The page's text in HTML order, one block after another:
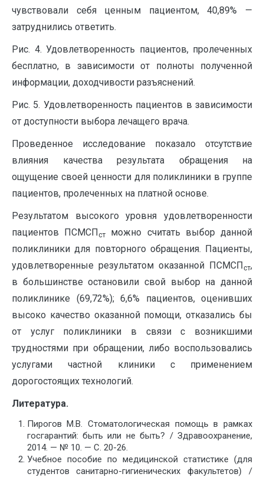
чувствовали себя ценным пациентом, 40,89% —
затруднились ответить.
Рис. 4. Удовлетворенность пациентов, пролеченных
бесплатно, в зависимости от полноты полученной
информации, доходчивости разъяснений.
Рис. 5. Удовлетворенность пациентов в зависимости
от доступности выбора лечащего врача.
Проведенное исследование показало отсутствие
влияния качества результата обращения на
ощущение своей ценности для поликлиники в группе
пациентов, пролеченных на платной основе.
Результатом высокого уровня удовлетворенности
пациентов ПСМСПст
можно считать выбор данной
поликлиники для повторного обращения. Пациенты,
удовлетворенные результатом оказанной ПСМСПст,
в большинстве остановили свой выбор на данной
поликлинике (69,72%); 6,6% пациентов, оценивших
высоко качество оказанной помощи, отказались бы
от услуг поликлиники в связи с возникшими
трудностями при обращении, либо воспользовались
услугами частной клиники с применением
дорогостоящих технологий.
Литература.
Пирогов М.В. Стоматологическая помощь в рамках
госгарантий: быть или не быть? / Здравоохранение,
2014. — № 10. — С. 20-26.
Учебное пособие по медицинской статистике (для
студентов санитарно-гигиенических факультетов) /